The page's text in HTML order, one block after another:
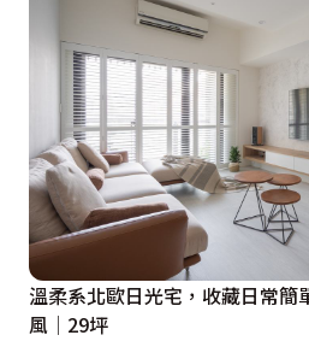
溫柔系北歐日光宅，收藏日常
風│29坪